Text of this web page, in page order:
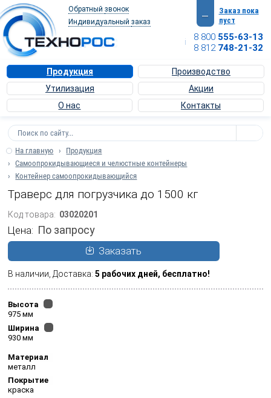
Обратныйзвонок
Индивидуальныйзаказ —
Заказ пока
пуст
8 800 555-63-13
8 812 748-21-32
info@texnoros.ru
Продукция
Производство
Утилизация
Акции
О нас
Контакты
На главную
Продукция
Самоопрокидывающиеся и челюстные контейнеры
Контейнер самоопрокидывающийся
Траверс для погрузчика до 1500 кг
Код товара: 03020201
Цена: По запросу
Заказать
В наличии, Доставка:5 рабочих дней, бесплатно!
Высота
975 мм
Ширина
930 мм
Материал
металл
Покрытие
краска